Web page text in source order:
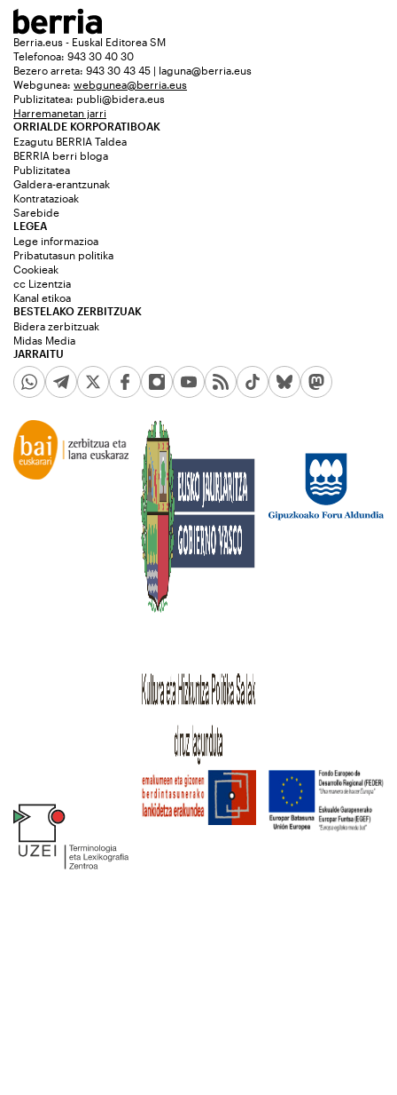
Berria.eus - Euskal Editorea SM
Telefonoa: 943 30 40 30
Bezero arreta: 943 30 43 45 | laguna@berria.eus
Webgunea: webgunea@berria.eus
Publizitatea: publi@bidera.eus
Harremanetan jarri
ORRIALDE KORPORATIBOAK
Ezagutu BERRIA Taldea
BERRIA berri bloga
Publizitatea
Galdera-erantzunak
Kontratazioak
Sarebide
JARRAITU
LEGEA
Lege informazioa
Pribatutasun politika
Cookieak
cc Lizentzia
Kanal etikoa
BESTELAKO ZERBITZUAK
Bidera zerbitzuak
Midas Media